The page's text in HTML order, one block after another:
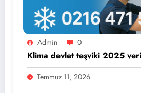
Admin 0
Klima devlet teşviki 2025
Temmuz 11, 2026